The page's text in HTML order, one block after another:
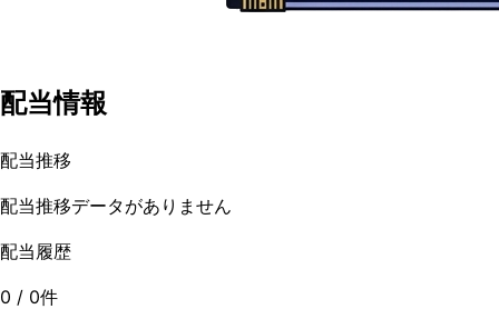
配当情報
配当推移
配当推移データがありません
配当履歴
0 / 0件